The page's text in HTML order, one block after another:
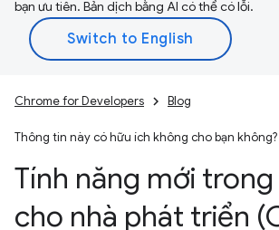
bạn ưu tiên. Bản dịch bằng AI có thể có lỗi.
Chrome for Developers Blog
Thông tin này có hữu ích không cho bạn không?
Tính năng mới
cho nhà phát triển